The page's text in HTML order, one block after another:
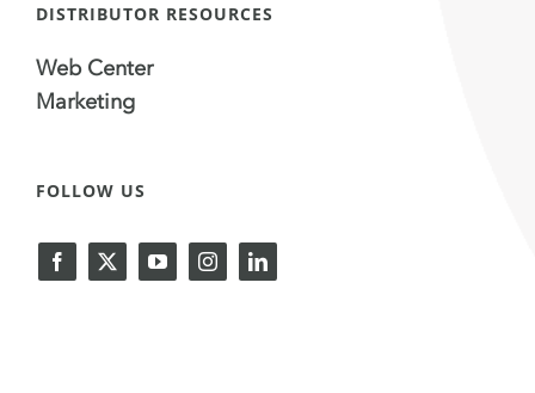
DISTRIBUTOR RESOURCES
Web Center
Marketing
FOLLOW US